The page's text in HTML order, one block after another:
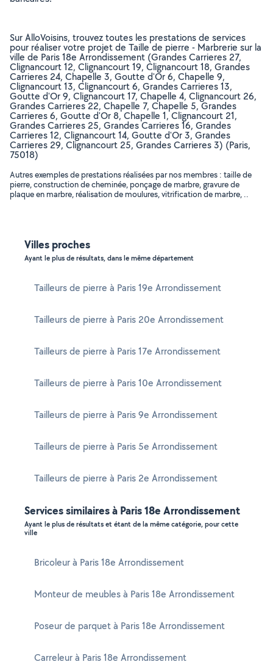
Sur AlloVoisins, trouvez toutes les prestations de services
pour réaliser votre projet de Taille de pierre - Marbrerie sur la
ville de Paris 18e Arrondissement (Grandes Carrieres 27,
Clignancourt 12, Clignancourt 19, Clignancourt 18, Grandes
Carrieres 24, Chapelle 3, Goutte d'Or 6, Chapelle 9,
Clignancourt 13, Clignancourt 6, Grandes Carrieres 13,
Goutte d'Or 9, Clignancourt 17, Chapelle 4, Clignancourt 26,
Grandes Carrieres 22, Chapelle 7, Chapelle 5, Grandes
Carrieres 6, Goutte d'Or 8, Chapelle 1, Clignancourt 21,
Grandes Carrieres 25, Grandes Carrieres 16, Grandes
Carrieres 12, Clignancourt 14, Goutte d'Or 3, Grandes
Carrieres 29, Clignancourt 25, Grandes Carrieres 3) (Paris,
75018)
Autres exemples de prestations réalisées par nos membres : taille de
pierre, construction de cheminée, ponçage de marbre, gravure de
plaque en marbre, réalisation de moulures, vitrification de marbre, ..
Villes proches
Ayant le plus de résultats, dans le même département
Tailleurs de pierre à Paris 19e Arrondissement
Tailleurs de pierre à Paris 20e Arrondissement
Tailleurs de pierre à Paris 17e Arrondissement
Tailleurs de pierre à Paris 10e Arrondissement
Tailleurs de pierre à Paris 9e Arrondissement
Tailleurs de pierre à Paris 5e Arrondissement
Tailleurs de pierre à Paris 2e Arrondissement
Services similaires à Paris 18e Arrondissement
Ayant le plus de résultats et étant de la même catégorie, pour cette
ville
Bricoleur à Paris 18e Arrondissement
Monteur de meubles à Paris 18e Arrondissement
Poseur de parquet à Paris 18e Arrondissement
Carreleur à Paris 18e Arrondissement